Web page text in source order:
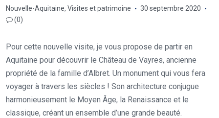
Nouvelle-Aquitaine, Visites et patrimoine
30 septembre 2020
(0)
Pour cette nouvelle visite, je vous propose de partir en
Aquitaine pour découvrir le Château de Vayres, ancienne
propriété de la famille d’Albret. Un monument qui vous fera
voyager à travers les siècles ! Son architecture conjugue
harmonieusement le Moyen Âge, la Renaissance et le
classique, créant un ensemble d’une grande beauté.